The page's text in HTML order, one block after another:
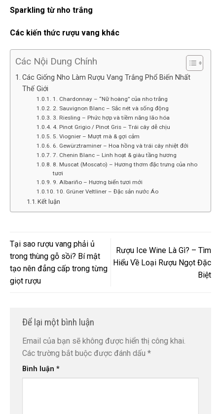
Sparkling từ nho trắng
Các kiến thức rượu vang khác
Các Nội Dung Chính
Các Giống Nho Làm Rượu Vang Trắng Phổ Biến Nhất
Thế Giới
1. Chardonnay – “Nữ hoàng” của nho trắng
2. Sauvignon Blanc – Sắc nét và sống động
3. Riesling – Phức hợp và tiềm năng lão hóa
4. Pinot Grigio / Pinot Gris – Trái cây dễ chịu
5. Viognier – Mượt mà & gợi cảm
6. Gewürztraminer – Hoa hồng và trái cây nhiệt đới
7. Chenin Blanc – Linh hoạt & giàu tầng hương
8. Muscat (Moscato) – Hương thơm đặc trưng của nho
tươi
9. Albariño – Hương biển tươi mới
10. Grüner Veltliner – Đặc sản nước Áo
Kết luận
Tại sao rượu vang phải ủ
trong thùng gỗ sồi? Bí mật
tạo nên đẳng cấp trong từng
giọt rượu
Rượu Ice Wine Là Gì? – Tìm
Hiểu Về Loại Rượu Ngọt Đặc
Biệt
Để lại một bình luận
Email của bạn sẽ không được hiển thị công khai.
Các trường bắt buộc được đánh dấu *
Bình luận *